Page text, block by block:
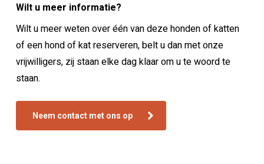
Wilt u meer informatie?
Wilt u meer weten over één van deze honden of katten
of een hond of kat reserveren, belt u dan met onze
vrijwilligers, zij staan elke dag klaar om u te woord te
staan.
Neem contact met ons op